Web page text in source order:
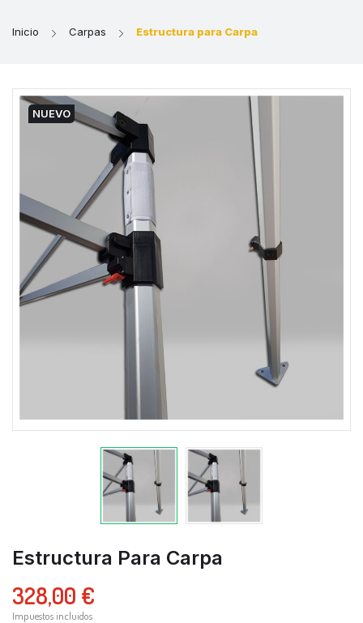
Inicio Carpas Estructura para Carpa
NUEVO
Estructura Para Carpa
328,00 €
Impuestos incluidos